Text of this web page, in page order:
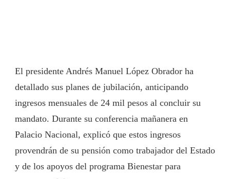
El presidente Andrés Manuel López Obrador ha
detallado sus planes de jubilación, anticipando
ingresos mensuales de 24 mil pesos al concluir su
mandato. Durante su conferencia mañanera en
Palacio Nacional, explicó que estos ingresos
provendrán de su pensión como trabajador del Estado
y de los apoyos del programa Bienestar para